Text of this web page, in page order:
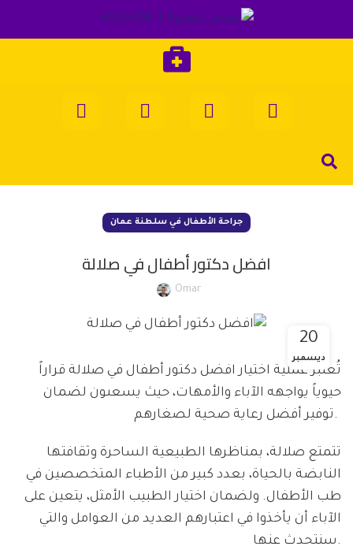
جراحة الأطفال في سلطنة عمان
افضل دكتور أطفال في صلالة
Omar
20
ديسمبر
تُعتبر عملية اختيار افضل دكتور أطفال في صلالة قراراً
حيوياً يواجهه الآباء والأمهات، حيث يسعىون لضمان
توفير أفضل رعاية صحية لصغارهم.
تتمتع صلالة، بمناظرها الطبيعية الساحرة وثقافتها
النابضة بالحياة، بعدد كبير من الأطباء المتخصصين في
طب الأطفال. ولضمان اختيار الطبيب الأمثل، يتعين على
الآباء أن يأخذوا في اعتبارهم العديد من العوامل والتي
سنتحدث عنها.